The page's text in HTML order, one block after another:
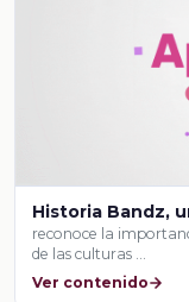
Historia Bandz,
reconoce la
de las culturas …
Ver contenido